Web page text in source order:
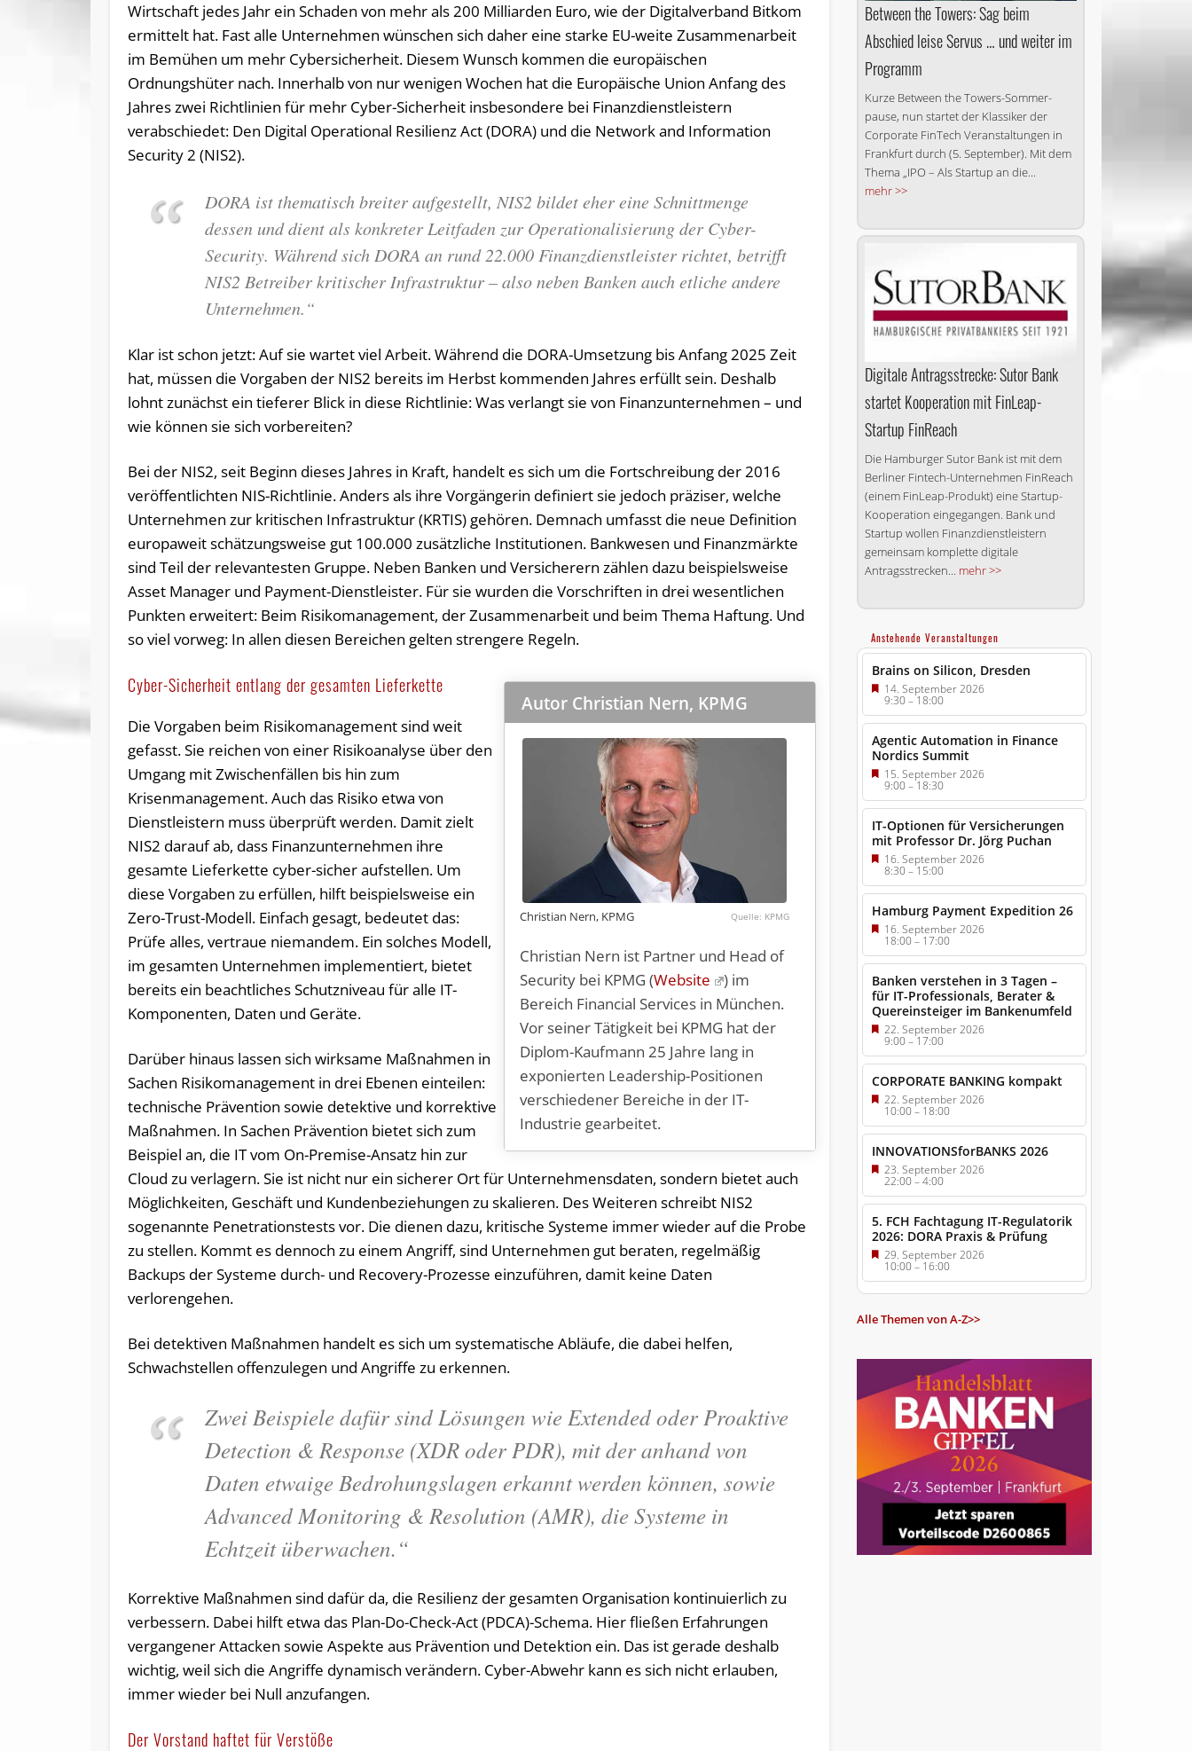
Wirtschaft jedes Jahr ein Schaden von mehr als 200 Milliarden Euro, wie der Digitalverband Bitkom
ermittelt hat. Fast alle Unternehmen wünschen sich daher eine starke EU-weite Zusammenarbeit
im Bemühen um mehr Cybersicherheit. Diesem Wunsch kommen die europäischen
Ordnungshüter nach. Innerhalb von nur wenigen Wochen hat die Europäische Union Anfang des
Jahres zwei Richtlinien für mehr Cyber-Sicherheit insbesondere bei Finanzdienstleistern
verabschiedet: Den Digital Operational Resilienz Act (DORA) und die Network and Information
Security 2 (NIS2).
DORA ist thematisch breiter aufgestellt, NIS2 bildet eher eine Schnittmenge
dessen und dient als konkreter Leitfaden zur Operationalisierung der Cyber-
Security. Während sich DORA an rund 22.000 Finanzdienstleister richtet, betrifft
NIS2 Betreiber kritischer Infrastruktur – also neben Banken auch etliche andere
Unternehmen.“
Klar ist schon jetzt: Auf sie wartet viel Arbeit. Während die DORA-Umsetzung bis Anfang 2025 Zeit
hat, müssen die Vorgaben der NIS2 bereits im Herbst kommenden Jahres erfüllt sein. Deshalb
lohnt zunächst ein tieferer Blick in diese Richtlinie: Was verlangt sie von Finanzunternehmen – und
wie können sie sich vorbereiten?
Bei der NIS2, seit Beginn dieses Jahres in Kraft, handelt es sich um die Fortschreibung der 2016
veröffentlichten NIS-Richtlinie. Anders als ihre Vorgängerin definiert sie jedoch präziser, welche
Unternehmen zur kritischen Infrastruktur (KRTIS) gehören. Demnach umfasst die neue Definition
europaweit schätzungsweise gut 100.000 zusätzliche Institutionen. Bankwesen und Finanzmärkte
sind Teil der relevantesten Gruppe. Neben Banken und Versicherern zählen dazu beispielsweise
Asset Manager und Payment-Dienstleister. Für sie wurden die Vorschriften in drei wesentlichen
Punkten erweitert: Beim Risikomanagement, der Zusammenarbeit und beim Thema Haftung. Und
so viel vorweg: In allen diesen Bereichen gelten strengere Regeln.
Autor Christian Nern, KPMG
Christian Nern, KPMG KPMG
Christian Nern ist Partner und Head of
Security bei KPMG (Website
) im
Bereich Financial Services in München.
Vor seiner Tätigkeit bei KPMG hat der
Diplom-Kaufmann 25 Jahre lang in
exponierten Leadership-Positionen
verschiedener Bereiche in der IT-
Industrie gearbeitet.
Cyber-Sicherheit entlang der gesamten Lieferkette
Die Vorgaben beim Risikomanagement sind weit
gefasst. Sie reichen von einer Risikoanalyse über den
Umgang mit Zwischenfällen bis hin zum
Krisenmanagement. Auch das Risiko etwa von
Dienstleistern muss überprüft werden. Damit zielt
NIS2 darauf ab, dass Finanzunternehmen ihre
gesamte Lieferkette cyber-sicher aufstellen. Um
diese Vorgaben zu erfüllen, hilft beispielsweise ein
Zero-Trust-Modell. Einfach gesagt, bedeutet das:
Prüfe alles, vertraue niemandem. Ein solches Modell,
im gesamten Unternehmen implementiert, bietet
bereits ein beachtliches Schutzniveau für alle IT-
Komponenten, Daten und Geräte.
Darüber hinaus lassen sich wirksame Maßnahmen in
Sachen Risikomanagement in drei Ebenen einteilen:
technische Prävention sowie detektive und korrektive
Maßnahmen. In Sachen Prävention bietet sich zum
Beispiel an, die IT vom On-Premise-Ansatz hin zur
Cloud zu verlagern. Sie ist nicht nur ein sicherer Ort für Unternehmensdaten, sondern bietet auch
Möglichkeiten, Geschäft und Kundenbeziehungen zu skalieren. Des Weiteren schreibt NIS2
sogenannte Penetrationstests vor. Die dienen dazu, kritische Systeme immer wieder auf die Probe
zu stellen. Kommt es dennoch zu einem Angriff, sind Unternehmen gut beraten, regelmäßig
Backups der Systeme durch- und Recovery-Prozesse einzuführen, damit keine Daten
verlorengehen.
Bei detektiven Maßnahmen handelt es sich um systematische Abläufe, die dabei helfen,
Schwachstellen offenzulegen und Angriffe zu erkennen.
Zwei Beispiele dafür sind Lösungen wie Extended oder Proaktive
Detection & Response (XDR oder PDR), mit der anhand von
Daten etwaige Bedrohungslagen erkannt werden können, sowie
Advanced Monitoring & Resolution (AMR), die Systeme in
Echtzeit überwachen.“
Korrektive Maßnahmen sind dafür da, die Resilienz der gesamten Organisation kontinuierlich zu
verbessern. Dabei hilft etwa das Plan-Do-Check-Act (PDCA)-Schema. Hier fließen Erfahrungen
vergangener Attacken sowie Aspekte aus Prävention und Detektion ein. Das ist gerade deshalb
wichtig, weil sich die Angriffe dynamisch verändern. Cyber-Abwehr kann es sich nicht erlauben,
immer wieder bei Null anzufangen.
Der Vorstand haftet für Verstöße
Between the Towers: Sag beim
Abschied leise Servus … und weiter im
Programm
Kurze Between the Towers-Sommer­
pause, nun startet der Klassiker der
Corporate FinTech Veranstaltungen in
Frankfurt durch (5. September). Mit dem
Thema „IPO – Als Startup an die...
mehr >>
Digitale Antragsstrecke: Sutor Bank
startet Kooperation mit FinLeap-
Startup FinReach
Die Hamburger Sutor Bank ist mit dem
Berliner Fintech-Unternehmen FinReach
(einem FinLeap-Produkt) eine Startup-
Kooperation eingegangen. Bank und
Startup wollen Finanzdienstleistern
gemeinsam komplette digitale
Antragsstrecken... mehr >>
Anstehende Veranstaltungen
Brains on Silicon, Dresden
14. September 2026
9:30–18:00
Agentic Automation in Finance
Nordics Summit
15. September 2026
9:00–18:30
IT-Optionen für Versicherungen
mit Professor Dr. Jörg Puchan
16. September 2026
8:30–15:00
Hamburg Payment Expedition 26
16. September 2026
18:00– 17:00
Banken verstehen in 3 Tagen –
für IT-Professionals, Berater &
Quereinsteiger im Bankenumfeld
22. September 2026
9:00–17:00
CORPORATE BANKING kompakt
22. September 2026
10:00– 18:00
INNOVATIONSforBANKS 2026
23. September 2026
22:00–4:00
5. FCH Fachtagung IT-Regulatorik
2026: DORA Praxis & Prüfung
29. September 2026
10:00– 16:00
Alle Themen von A-Z>>